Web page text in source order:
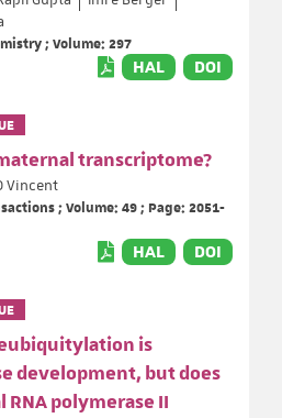
; Volume: 297
HAL DOI
transcriptome?
Vincent
; Volume: 49 ; Page: 2051-
HAL DOI
is
development, but does
polymerase II